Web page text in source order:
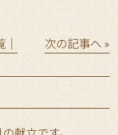
│ 次の記事へ »